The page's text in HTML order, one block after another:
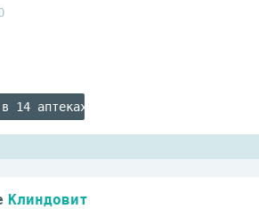
14 аптеках
Клиндовит